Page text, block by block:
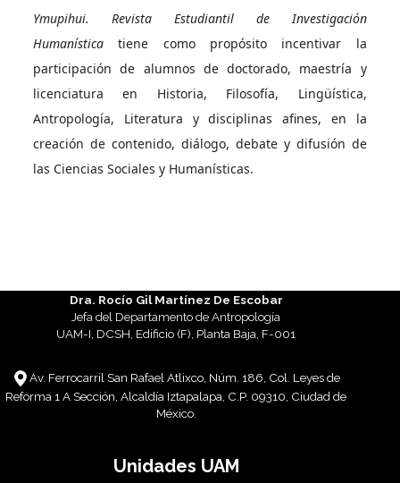
Ymupihui. Revista Estudiantil de Investigación
Humanísticatiene como propósito incentivar la
participación de alumnos de doctorado, maestría y
licenciatura en Historia, Filosofía, Lingüística,
Antropología, Literatura y disciplinas afines, en la
creación de contenido, diálogo, debate y difusión de
las Ciencias Sociales y Humanísticas.
Dra. Rocío Gil Martínez De Escobar
Jefa del Departamento de Antropología
UAM-I, DCSH, Edificio (F), Planta Baja, F-001
Av. Ferrocarril San Rafael Atlixco, Núm. 186, Col. Leyes de
Reforma 1 A Sección, Alcaldía Iztapalapa, C.P. 09310, Ciudad de
México.
Unidades UAM